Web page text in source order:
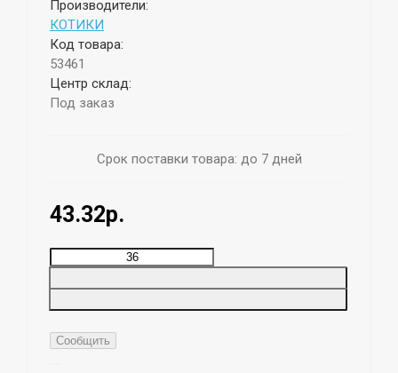
Производители:
КОТИКИ
Код товара:
53461
Центр склад:
Под заказ
Срок поставки товара: до 7 дней
43.32р.
Сообщить